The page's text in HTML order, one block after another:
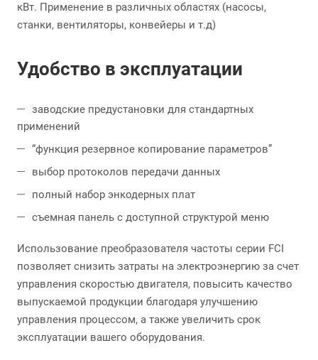
кВт. Применение в различных областях (насосы,
станки, вентиляторы, конвейеры и т.д)
Удобство в эксплуатации
заводские предустановки для стандартных
применений
“функция резервное копирование параметров”
выбор протоколов передачи данных
полный набор энкодерных плат
съемная панель с доступной структурой меню
Использование преобразователя частоты серии FCI
позволяет снизить затраты на электроэнергию за счет
управления скоростью двигателя, повысить качество
выпускаемой продукции благодаря улучшению
управления процессом, а также увеличить срок
эксплуатации вашего оборудования.